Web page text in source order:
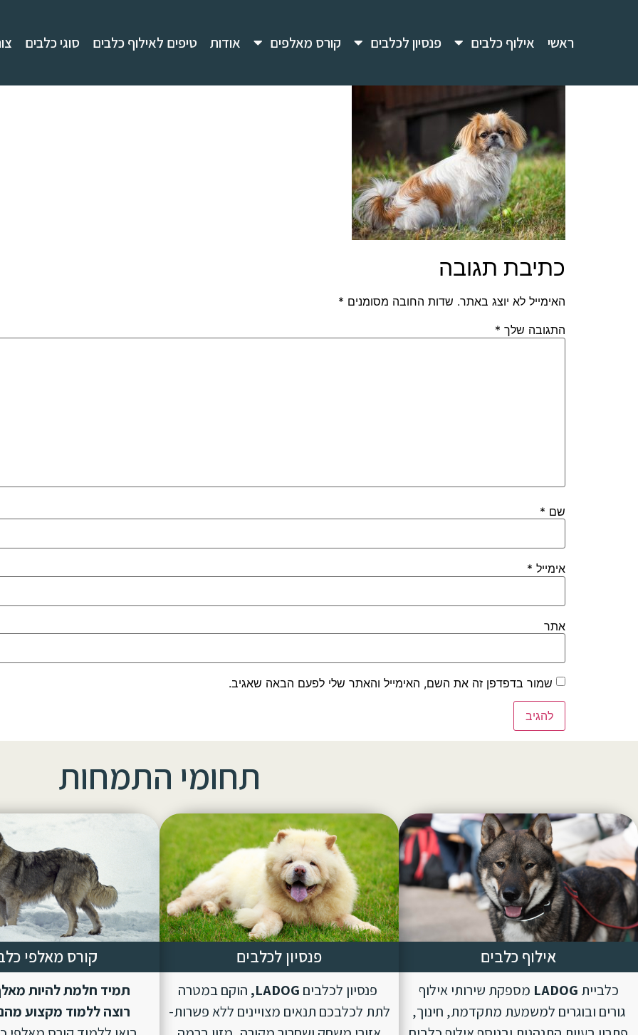
ראשי אילוף כלבים פנסיון לכלבים קורס מאלפים אודות טיפים לאילוף כלבים סוגי כלבים
כתיבת תגובה
האימייל לא יוצג באתר. שדות החובה מסומנים *
התגובה שלך *
שם *
אימייל *
אתר
שמור בדפדפן זה את השם, האימייל והאתר שלי לפעם הבאה שאגיב.
תחומי התמחות
אילוף כלבים
כלביית LADOG מספקת שירותי אילוף
גורים ובוגרים למשמעת מתקדמת, חינוך,
פנסיון לכלבים
פנסיון לכלבים LADOG, הוקם במטרה
לתת לכלבכם תנאים מצויינים ללא פשרות-
קורס מאלפי
תמיד חלמת להיות
רוצה ללמוד מקצוע